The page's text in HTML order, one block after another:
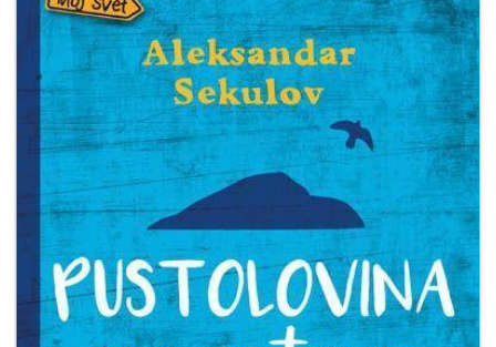
Мој
налог